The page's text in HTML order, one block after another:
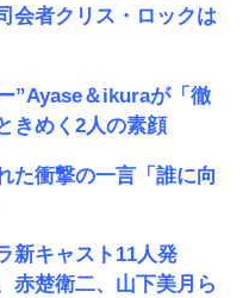
者クリス・ロックは
”Ayase＆ikuraが「徹
きめく2人の素顔
た衝撃の一言「誰に向
新キャスト11人発
楚衛二、山下美月ら